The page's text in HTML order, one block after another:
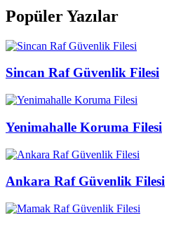
Popüler Yazılar
Sincan Raf Güvenlik Filesi
Yenimahalle Koruma Filesi
Ankara Raf Güvenlik Filesi